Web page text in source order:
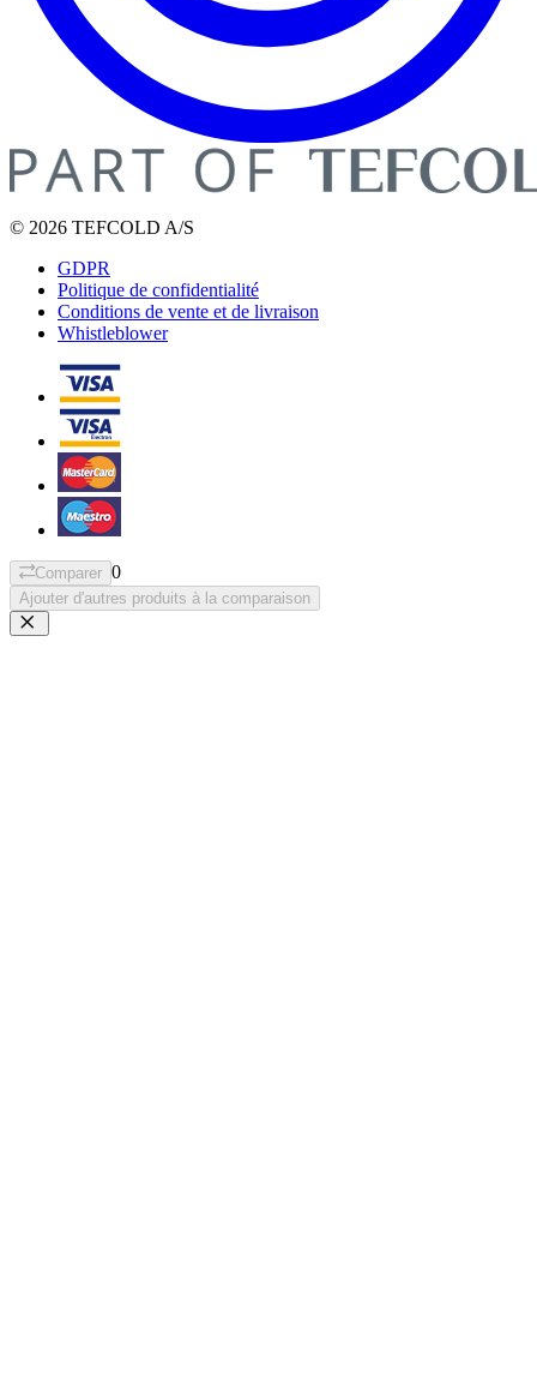
© 2026 TEFCOLD A/S
GDPR
Politique de confidentialité
Conditions de vente et de livraison
Whistleblower
Comparer 0
Ajouter d'autres produits à la comparaison